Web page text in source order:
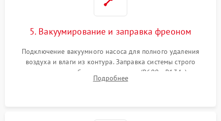
5. Вакуумирование и заправка фреоном
Подключение вакуумного насоса для полного удаления
воздуха и влаги из контура. Заправка системы строго
дозированным объемом хладагента (R600a, R134a) по
электронным весам. Контроль рабочего давления в системе.
Подробнее